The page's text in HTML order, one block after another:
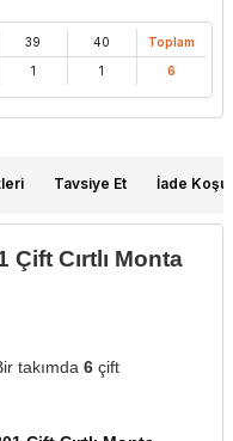
39
1
40
1
Toplam
6
Tavsiye Et İade
Cırtlı Monta
takımda 6 çift